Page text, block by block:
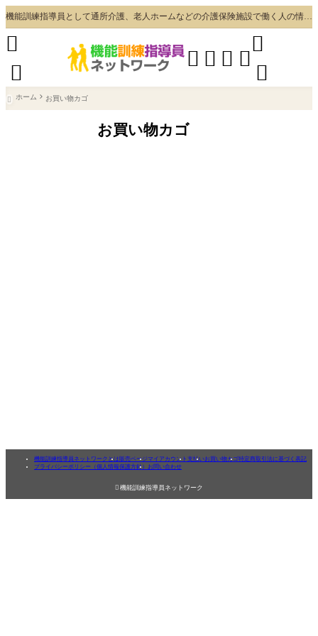
機能訓練指導員として通所介護、老人ホームなどの介護保険施設で働く人の情報・コミュニケーションスペース
   




 ホーム お買い物カゴ
お買い物カゴ
機能訓練指導員ネットワークとは 販売ページマイアカウント 支払いお買い物カゴ特定商取引法に基づく表記
プライバシーポリシー（個人情報保護方針） お問い合わせ
 機能訓練指導員ネットワーク